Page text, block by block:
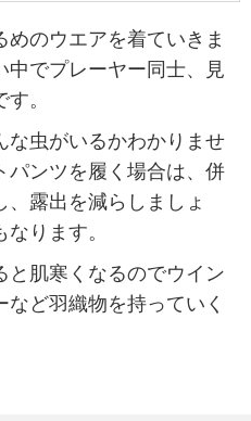
のウエアを着ていきま
中でプレーヤー同士、見
。
な虫がいるかわかりませ
パンツを履く場合は、併
露出を減らしましょ
ります。
と肌寒くなるのでウイン
など羽織物を持っていく